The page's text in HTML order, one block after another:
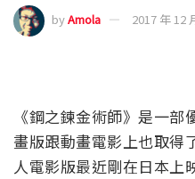
byAmola 2017 年 12
《鋼之鍊金術師》是一
畫版跟動畫電影上也取得
人電影版最近剛在日本上